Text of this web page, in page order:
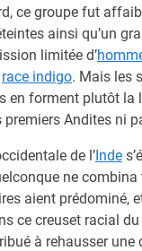
ce groupe fut
ainsi qu’un
limitée d’
race indigo. Mais les
forment plutôt la
Andites ni
de l’Inde
ne
aient prédominé,
ce creuset racial
à rehausser